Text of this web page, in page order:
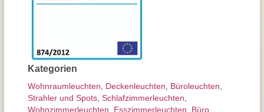
Kategorien
Wohnraum­leuchten Decken­leuchten Büroleuchten
Strahler und Spots Schlafzimmer­leuchten
Wohnzimmer­leuchten
Esszimmer­­leuchten
Büro